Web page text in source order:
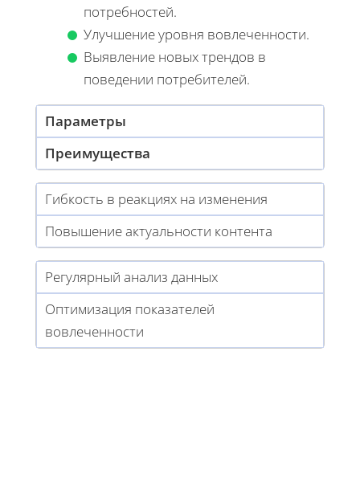
потребностей.
Улучшение уровня вовлеченности.
Выявление новых трендов в
поведении потребителей.
Параметры
Преимущества
Гибкость в реакциях на изменения
Повышение актуальности контента
Регулярный анализ данных
Оптимизация показателей
вовлеченности